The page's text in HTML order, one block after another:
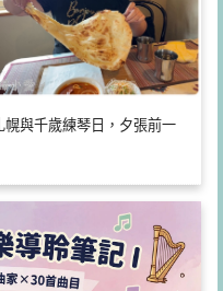
與千歲練琴日，夕張前一